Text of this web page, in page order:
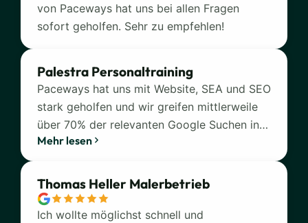
von Paceways hat uns bei allen Fragen
sofort geholfen. Sehr zu empfehlen!
Palestra Personaltraining
Paceways hat uns mit Website, SEA und SEO
stark geholfen und wir greifen mittlerweile
über 70% der relevanten Google Suchen in
unserer Region ab. Unser Studio bietet
Fitnesskurse mit professioneller Betreuung.
Mehr lesen
Thomas Heller Malerbetrieb
Ich wollte möglichst schnell und